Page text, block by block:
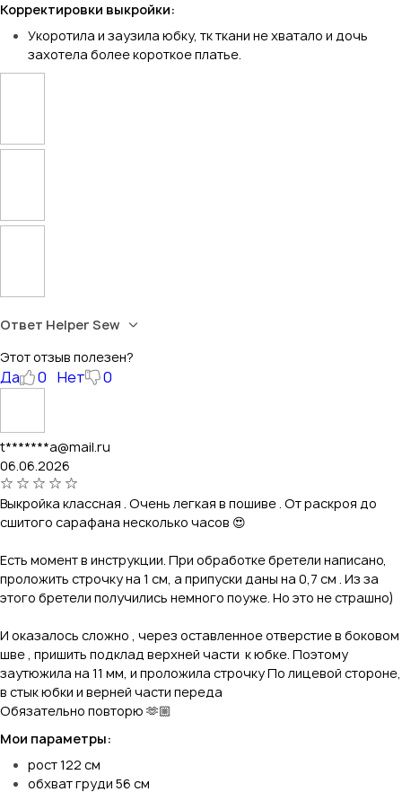
Корректировки выкройки:
Укоротила и заузила юбку, тк ткани не хватало и дочь
захотела более короткое платье.
Ответ Helper Sew
Этот отзыв полезен?
Да 0 Нет 0
t*******a@mail.ru
06.06.2026
Выкройка классная . Очень легкая в пошиве . От раскроя до
сшитого сарафана несколько часов 😍
Есть момент в инструкции. При обработке бретели написано,
проложить строчку на 1 см, а припуски даны на 0,7 см . Из за
этого бретели получились немного поуже. Но это не страшно)
И оказалось сложно , через оставленное отверстие в боковом
шве , пришить подклад верхней части к юбке. Поэтому
заутюжила на 11 мм, и проложила строчку По лицевой стороне,
в стык юбки и верней части переда
Обязательно повторю 🫶🏼
Мои параметры:
рост 122 см
обхват груди 56 см